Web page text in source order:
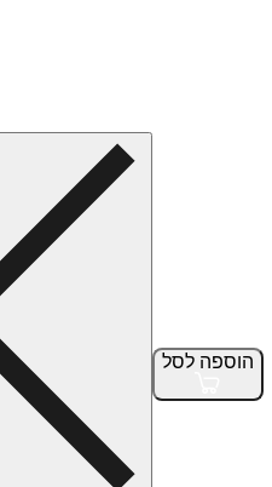
הוספה לסל